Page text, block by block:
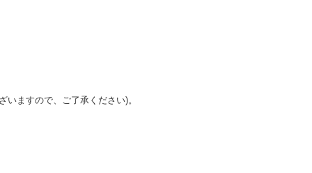
ますので、ご了承ください)。